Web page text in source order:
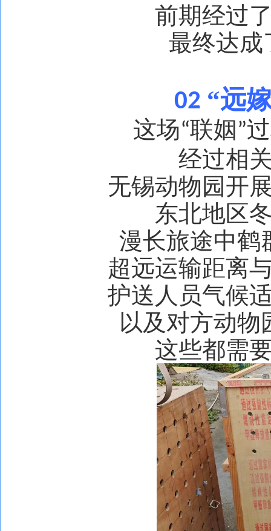
前期经过
最终达成
02 “远
这场“联姻”
经过相
无锡动物园开
东北地区
漫长旅途中鹤
超远运输距离
护送人员气候
以及对方动物
这些都需